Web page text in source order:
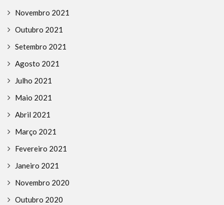
Novembro 2021
Outubro 2021
Setembro 2021
Agosto 2021
Julho 2021
Maio 2021
Abril 2021
Março 2021
Fevereiro 2021
Janeiro 2021
Novembro 2020
Outubro 2020